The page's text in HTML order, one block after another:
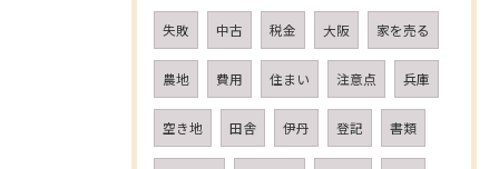
失敗 中古 税金 大阪 家を売る
農地 費用 住まい 注意点 兵庫
空き地 田舎 伊丹 登記 書類